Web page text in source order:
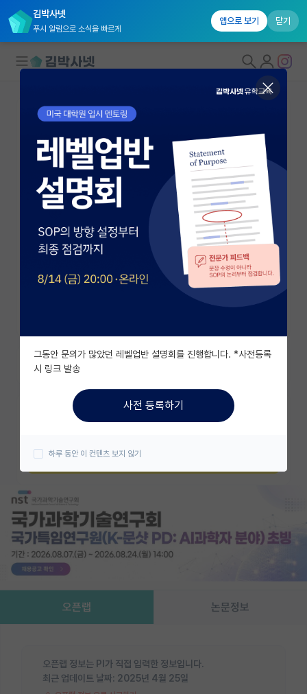
김박사넷
푸시 알림으로 소식을 빠르게
앱으로 보기 닫기
대학원생 모집
국내대학원 정보
연구실&오픈랩
연구실&오픈랩 홈
오픈랩 전체보기
PI 회원 신청
커뮤니티
유학교육
이벤트
반도체 아카데미
재팬라운지 🌸
오픈랩 논문정보
오픈랩 정보는 PI가 직접 입력한 정보입니다.
최근 업데이트 날짜: 2025년 4월 25일
그동안 문의가 많았던 레벨업반 설명회를 진행합니다. *사전등록
시 링크 발송
사전 등록하기
하루 동안 이 컨텐츠 보지 않기
카카오 계정과 연동하여 김박사넷의
카카오로 시작하기
인하대학교 기계공학과
chulhee@inha.ac.kr
http://avdclab.inha.ac.kr